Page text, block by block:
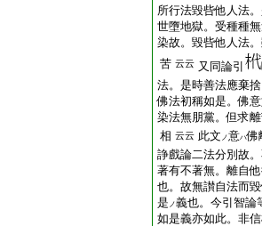
所行法毀呰他人法
世墮地獄。受種種
染故。毀呰他人法
苦 云云 又同論引
法。是時善法應棄
佛法初稱如是。佛
染法無朋黨。但求
相 云云 此文 ノ意ハ佛
諍戲論二法分別故
著有不著無。離自
也。故無讃自法而
是 ノ義也。今引智論
如是義亦如此。非